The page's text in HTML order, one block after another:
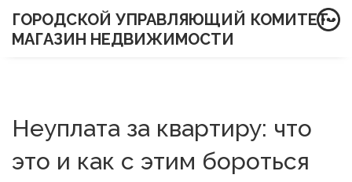
ГОРОДСКОЙ УПРАВЛЯЮЩИЙ КОМИТЕТ-
МАГАЗИН НЕДВИЖИМОСТИ
Неуплата за квартиру: что
это и как с этим бороться